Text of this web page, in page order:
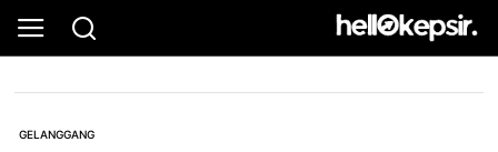
GELANGGANG